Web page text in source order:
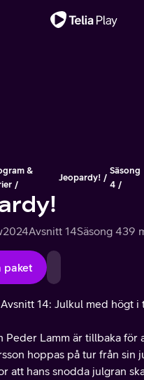
&
Jeopardy!
Säsong
4
2024Avsnitt 14Säsong 439
paket
Avsnitt 14: Julkul med högt i
Peder Lamm är tillbaka för
hoppas på tur från sin
att hans snodda julgran